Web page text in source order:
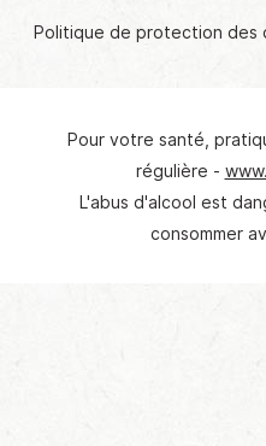
Politique de protection des
Pour votre santé,
régulière -
L'abus d'alcool est
consommer